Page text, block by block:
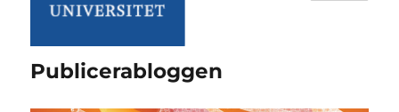
Publicerabloggen